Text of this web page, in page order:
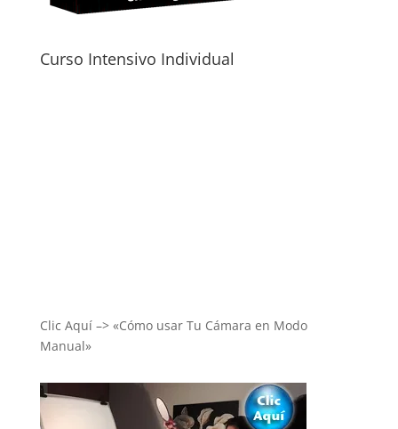
Curso Intensivo Individual
Clic Aquí –> «Cómo usar Tu Cámara en Modo
Manual»